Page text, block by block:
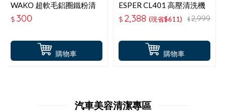
購物車
WAKO 超軟毛鋁圈鐵粉清
潔刷 CS-96
$ 300
購物車
ESPER CL401 高壓清洗機
$ 2,388 (現省$611) $2,999
汽車美容清潔專區